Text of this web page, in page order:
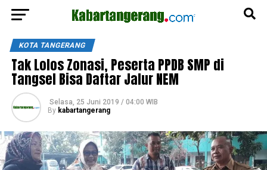
KOTA TANGERANG
Tak Lolos Zonasi, Peserta PPDB SMP di
Tangsel Bisa Daftar Jalur NEM
Selasa, 25 Juni 2019 / 04:00 WIB
By kabartangerang